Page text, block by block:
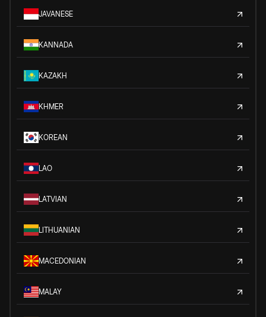
JAVANESE
KANNADA
KAZAKH
KHMER
KOREAN
LAO
LATVIAN
LITHUANIAN
MACEDONIAN
MALAY